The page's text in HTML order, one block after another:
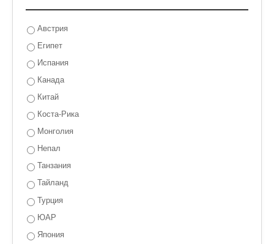
Австрия
Египет
Испания
Канада
Китай
Коста-Рика
Монголия
Непал
Танзания
Тайланд
Турция
ЮАР
Япония